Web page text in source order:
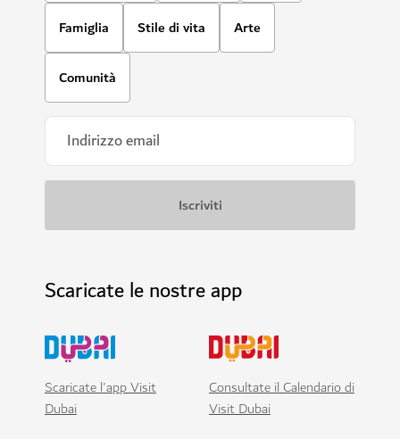
Famiglia Stile di vita Arte
Comunità
Scaricate le nostre app
Scaricate l'app Visit
Dubai
Consultate il Calendario di
Visit Dubai